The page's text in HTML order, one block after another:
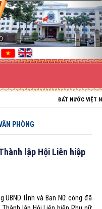
ĐẤT NƯỚC VIỆT NAM
PHÒNG
lập Hội Liên hiệp
UBND tỉnh và Ban Nữ công đã